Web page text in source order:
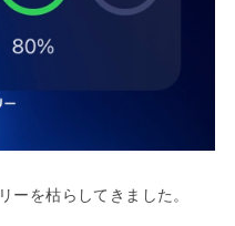
ーを枯らしてきました。